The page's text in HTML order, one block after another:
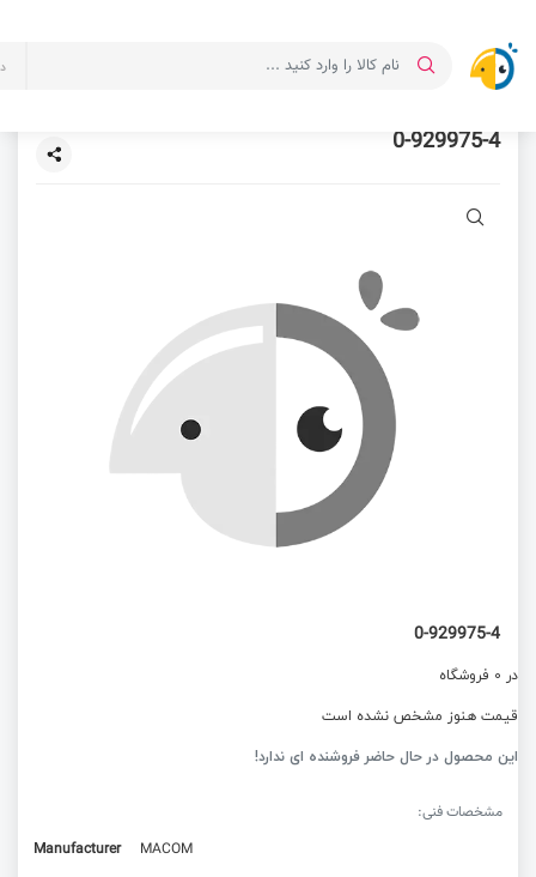
0-929975-4
0-929975-4
در 0 فروشگاه
قیمت هنوز مشخص نشده است
این محصول در حال حاضر فروشنده ای ندارد!
مشخصات فنی:
Manufacturer
MACOM